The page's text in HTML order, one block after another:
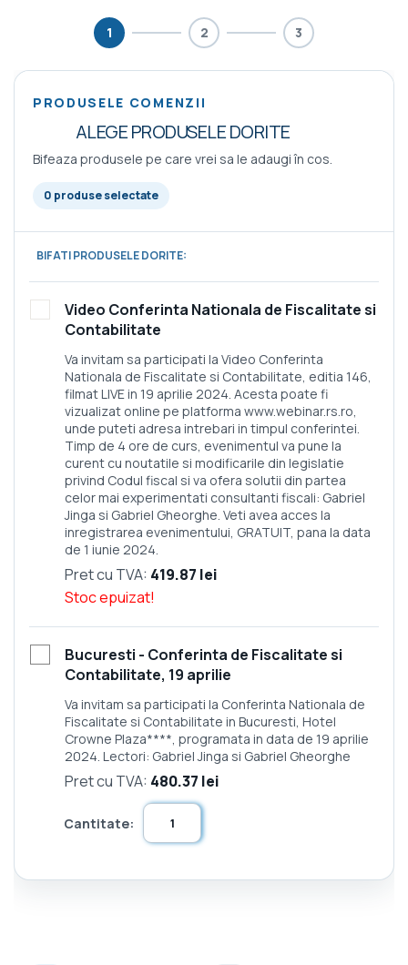
1 2 3
PRODUSELE COMENZII
ALEGE PRODUSELE DORITE
Bifeaza produsele pe care vrei sa le adaugi în cos.
0 produse selectate
BIFATI PRODUSELE DORITE:
Video Conferinta Nationala de Fiscalitate si
Contabilitate
Va invitam sa participati la Video Conferinta
Nationala de Fiscalitate si Contabilitate, editia 146,
filmat LIVE in 19 aprilie 2024. Acesta poate fi
vizualizat online pe platforma www.webinar.rs.ro,
unde puteti adresa intrebari in timpul conferintei.
Timp de 4 ore de curs, evenimentul va pune la
curent cu noutatile si modificarile din legislatie
privind Codul fiscal si va ofera solutii din partea
celor mai experimentati consultanti fiscali: Gabriel
Jinga si Gabriel Gheorghe. Veti avea acces la
inregistrarea evenimentului, GRATUIT, pana la data
de 1 iunie 2024.
Pret cu TVA: 419.87 lei
Stoc epuizat!
Bucuresti - Conferinta de Fiscalitate si
Contabilitate, 19 aprilie
Va invitam sa participati la Conferinta Nationala de
Fiscalitate si Contabilitate in Bucuresti, Hotel
Crowne Plaza****, programata in data de 19 aprilie
2024. Lectori: Gabriel Jinga si Gabriel Gheorghe
Pret cu TVA: 480.37 lei
Cantitate: